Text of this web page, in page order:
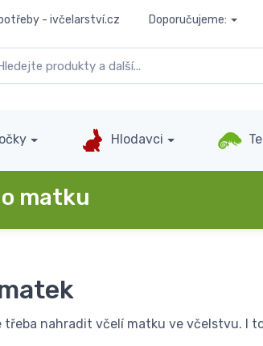
- ivčelarství.cz Doporučujeme:
Hlodavci
matku
nahradit včelí matku ve včelstvu. I